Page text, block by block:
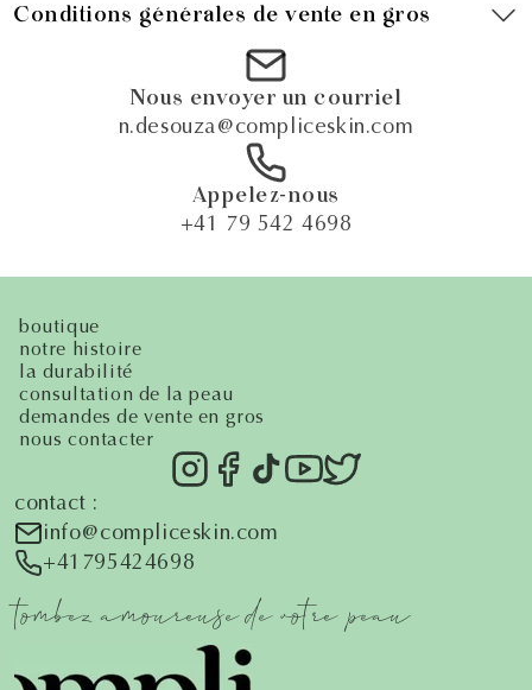
Conditions générales de vente en gros
Nous envoyer un courriel
n.desouza@compliceskin.com
Appelez-nous
+41 79 542 4698
boutique
notre histoire
la durabilité
consultation de la peau
demandes de vente en gros
nous contacter
contact :
info@compliceskin.com
+41795424698
tombez amoureuse de votre peau